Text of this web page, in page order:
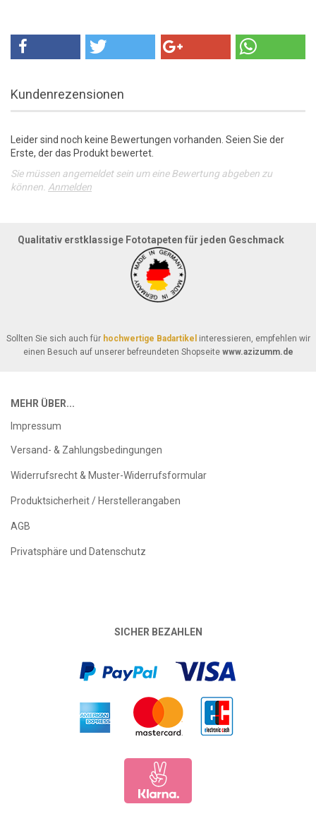
Kundenrezensionen
Leider sind noch keine Bewertungen vorhanden. Seien Sie der
Erste, der das Produkt bewertet.
Sie müssen angemeldet sein um eine Bewertung abgeben zu
können. Anmelden
Qualitativ erstklassige Fototapeten für jeden Geschmack
Sollten Sie sich auch für hochwertige Badartikel interessieren, empfehlen wir
einen Besuch auf unserer befreundeten Shopseite www.azizumm.de
MEHR ÜBER...
Impressum
Versand- & Zahlungsbedingungen
Widerrufsrecht & Muster-Widerrufsformular
Produktsicherheit / Herstellerangaben
AGB
Privatsphäre und Datenschutz
SICHER BEZAHLEN